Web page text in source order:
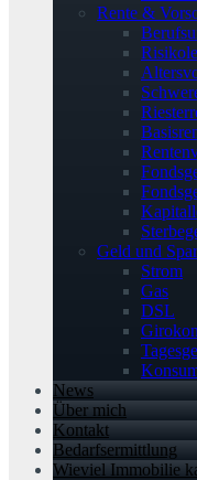
Rente &
Geld und
Strom
Gas
DSL
News
Über mich
Kontakt
Bedarfsermittlung
Wieviel Immobilie